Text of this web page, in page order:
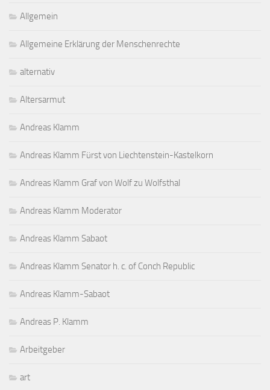
Allgemein
Allgemeine Erklärung der Menschenrechte
alternativ
Altersarmut
Andreas Klamm
Andreas Klamm Fürst von Liechtenstein-Kastelkorn
Andreas Klamm Graf von Wolf zu Wolfsthal
Andreas Klamm Moderator
Andreas Klamm Sabaot
Andreas Klamm Senator h. c. of Conch Republic
Andreas Klamm-Sabaot
Andreas P. Klamm
Arbeitgeber
art